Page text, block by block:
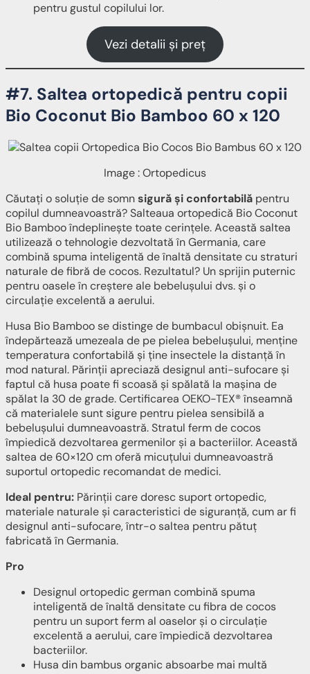
pentru gustul copilului lor.
Vezi detalii și preț
#7. Saltea ortopedică pentru copii
Bio Coconut Bio Bamboo 60 x 120
Image : Ortopedicus
Căutați o soluție de somnsigură și confortabilă pentru
copilul dumneavoastră? Salteaua ortopedică Bio Coconut
Bio Bamboo îndeplinește toate cerințele. Această saltea
utilizează o tehnologie dezvoltată în Germania, care
combină spuma inteligentă de înaltă densitate cu straturi
naturale de fibră de cocos. Rezultatul? Un sprijin puternic
pentru oasele în creștere ale bebelușului dvs. și o
circulație excelentă a aerului.
Husa Bio Bamboo se distinge de bumbacul obișnuit. Ea
îndepărtează umezeala de pe pielea bebelușului, menține
temperatura confortabilă și ține insectele la distanță în
mod natural. Părinții apreciază designul anti-sufocare și
faptul că husa poate fi scoasă și spălată la mașina de
spălat la 30 de grade. Certificarea OEKO-TEX® înseamnă
că materialele sunt sigure pentru pielea sensibilă a
bebelușului dumneavoastră. Stratul ferm de cocos
împiedică dezvoltarea germenilor și a bacteriilor. Această
saltea de 60×120 cm oferă micuțului dumneavoastră
suportul ortopedic recomandat de medici.
Ideal pentru: Părinții care doresc suport ortopedic,
materiale naturale și caracteristici de siguranță, cum ar fi
designul anti-sufocare, într-o saltea pentru pătuț
fabricată în Germania.
Pro
Designul ortopedic german combină spuma
inteligentă de înaltă densitate cu fibra de cocos
pentru un suport ferm al oaselor și o circulație
excelentă a aerului, care împiedică dezvoltarea
bacteriilor.
Husa din bambus organic absoarbe mai multă